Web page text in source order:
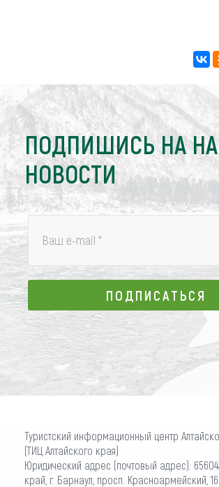
ПОДПИШИСЬ НА
НОВОСТИ
Ваш e-mail *
ПОДПИСАТЬСЯ
ПОДПИСАТЬСЯ
Туристский информационный центр
(ТИЦ Алтайского края)
Юридический адрес (почтовый адрес):
край, г. Барнаул, просп. Красноармейский,